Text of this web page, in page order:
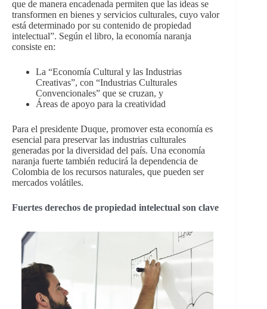
que de manera encadenada permiten que las ideas se
transformen en bienes y servicios culturales, cuyo valor
está determinado por su contenido de propiedad
intelectual”. Según el libro, la economía naranja
consiste en:
La “Economía Cultural y las Industrias
Creativas”, con “Industrias Culturales
Convencionales” que se cruzan, y
Áreas de apoyo para la creatividad
Para el presidente Duque, promover esta economía es
esencial para preservar las industrias culturales
generadas por la diversidad del país. Una economía
naranja fuerte también reducirá la dependencia de
Colombia de los recursos naturales, que pueden ser
mercados volátiles.
Fuertes derechos de propiedad intelectual son clave